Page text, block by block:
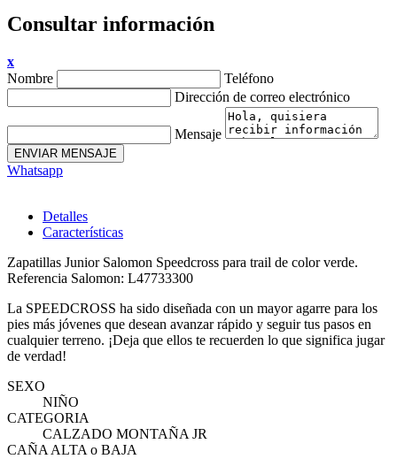
Consultar información
x
Nombre
Teléfono
Dirección de correo electrónico
Mensaje
ENVIAR MENSAJE
Whatsapp
Detalles
Características
Zapatillas Junior Salomon Speedcross para trail de color verde.
Referencia Salomon: L47733300
La SPEEDCROSS ha sido diseñada con un mayor agarre para los
pies más jóvenes que desean avanzar rápido y seguir tus pasos en
cualquier terreno. ¡Deja que ellos te recuerden lo que significa jugar
de verdad!
SEXO
NIÑO
CATEGORIA
CALZADO MONTAÑA JR
CAÑA ALTA o BAJA